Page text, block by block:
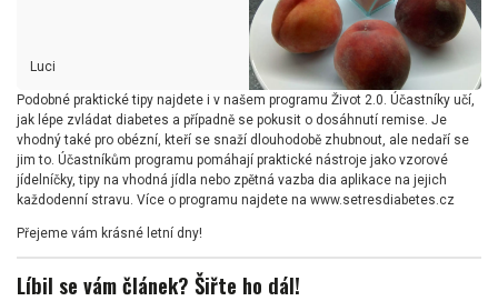
Luci
Podobné praktické tipy najdete i v našem programu Život 2.0. Účastníky učí,
jak lépe zvládat diabetes a případně se pokusit o dosáhnutí remise. Je
vhodný také pro obézní, kteří se snaží dlouhodobě zhubnout, ale nedaří se
jim to. Účastníkům programu pomáhají praktické nástroje jako vzorové
jídelníčky, tipy na vhodná jídla nebo zpětná vazba dia aplikace na jejich
každodenní stravu. Více o programu najdete na www.setresdiabetes.cz
Přejeme vám krásné letní dny!
Líbil se vám článek? Šiřte ho dál!